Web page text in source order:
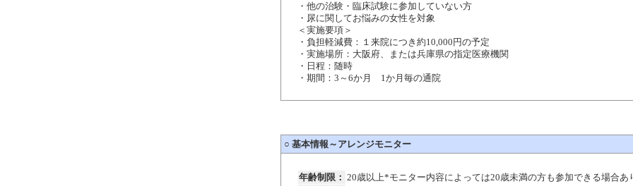
・他の治験・臨床試験に参加していない方
・ 尿に関してお悩みの女性を対象
＜実施要項＞
・負担軽減費：１来院につき約10,000円の予定
・実施場所：大阪府、または兵庫県の指定医療機関
・日程：随時
・期間：3～6か月 1か月毎の通院
○ 基本情報～アレンジモニター
年齢制限： 20歳以上*モニター内容によっては20歳未満の方も参加できる場合あ